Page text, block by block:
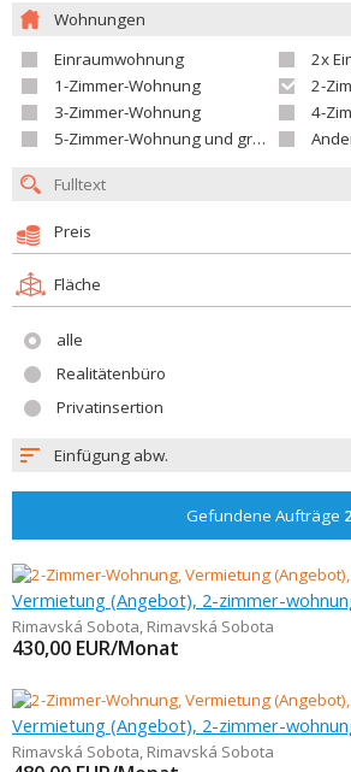
Wohnungen
Einraumwohnung
2x
1-Zimmer-Wohnung
2-
3-Zimmer-Wohnung
4-
5-Zimmer-Wohnung und größer
Preis
Fläche
alle
Realitätenbüro
Privatinsertion
Einfügung abw.
Gefundene Aufträge 2
Vermietung (Angebot), 2-zimmer-
Rimavská Sobota, Rimavská Sobota
430,00 EUR/Monat
Vermietung (Angebot), 2-zimmer-
Rimavská Sobota, Rimavská Sobota